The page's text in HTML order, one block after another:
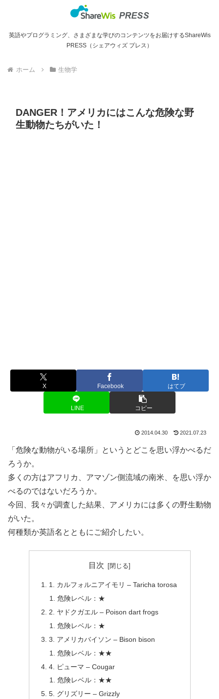
英語やプログラミング、さまざまな学びのコンテンツをお届けするShareWis
PRESS（シェアウィズ プレス）
ホーム 生物学
DANGER！アメリカにはこんな危険な野
生動物たちがいた！
X Facebook はてブ
LINE コピー
2014.04.30 2021.07.23
「危険な動物がいる場所」というとどこを思い浮かべるだ
ろうか。
多くの方はアフリカ、アマゾン側流域の南米、を思い浮か
べるのではないだろうか。
今回、我々が調査した結果、アメリカには多くの野生動物
がいた。
何種類か英語名とともにご紹介したい。
目次
1. カルフォルニアイモリ – Taricha torosa
危険レベル：★
2. ヤドクガエル – Poison dart frogs
危険レベル：★
3. アメリカバイソン – Bison bison
危険レベル：★★
4. ピューマ – Cougar
危険レベル：★★
5. グリズリー – Grizzly